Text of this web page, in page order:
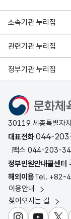
거닐 수 있습
또, 전국 50개
에 담긴 이야
(영상취재: 김
더 자세한 프
습니다.
KTV 김찬규입
소속기관 누리집
관련기관 누리집
정부기관 누리집
문화체육관광부
30119 세종특별자
대표전화044-
팩스 044-203-
정부민원안내콜센터
해외이용Tel. +82-
이용안내
찾아오시는 길